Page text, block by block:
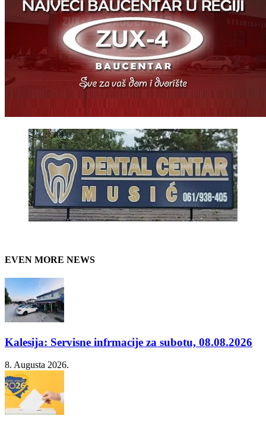
EVEN MORE NEWS
Kalesija: Servisne infrmacije za subotu, 08.08.2026
8. Augusta 2026.